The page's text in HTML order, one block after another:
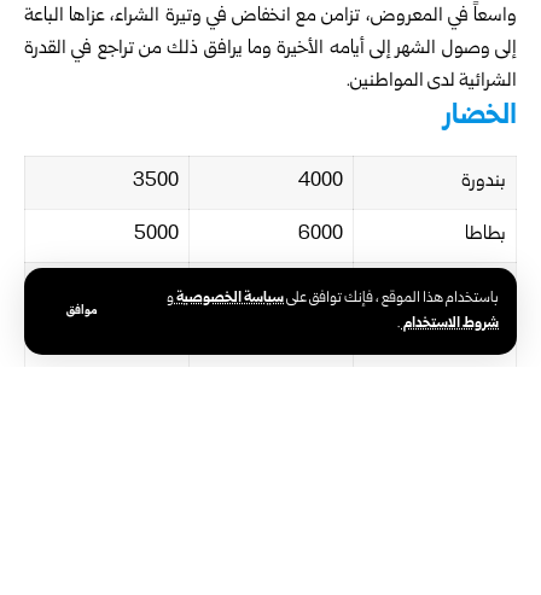
باستخدام هذا الموقع ، فإنك توافق علىسياسة الخصوصيةو
شروط الاستخدام.
موافق
واسعاً في المعروض، تزامن مع انخفاض في وتيرة الشراء، عزاها الباعة
إلى وصول الشهر إلى أيامه الأخيرة وما يرافق ذلك من تراجع في القدرة
الشرائية لدى المواطنين.
الخضار
بندورة 4000
3500
بطاطا
6000
5000
خيار بلدي
10000
8000